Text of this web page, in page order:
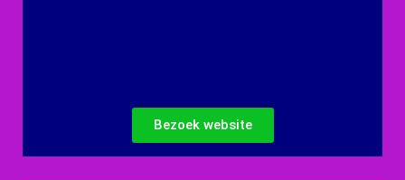
Bezoek website